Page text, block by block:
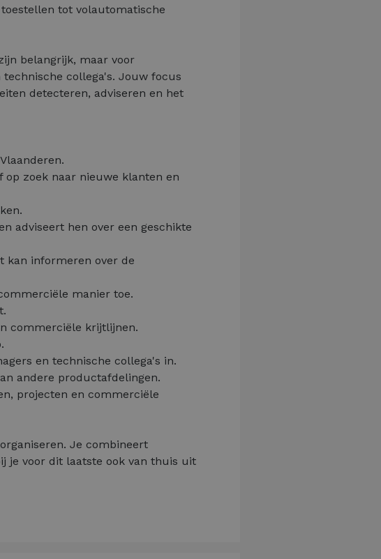
tot volautomatische
belangrijk, maar voor
collega's. Jouw focus
detecteren, adviseren en het
zoek naar nieuwe klanten en
adviseert hen over een geschikte
kan informeren over de
manier toe.
commerciële krijtlijnen.
en technische collega's in.
andere productafdelingen.
projecten en commerciële
Je combineert
je voor dit laatste ook van thuis uit